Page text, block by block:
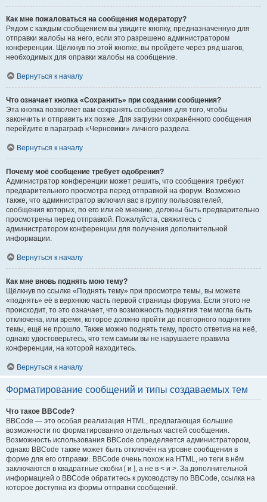
Как мне пожаловаться на сообщения модератору?
Рядом с каждым сообщением вы увидите кнопку, предназначенную для
отправки жалобы на него, если это разрешено администратором
конференции. Щёлкнув по этой кнопке, вы пройдёте через ряд шагов,
необходимых для оправки жалобы на сообщение.
Вернуться к началу
Что означает кнопка «Сохранить» при создании сообщения?
Эта кнопка позволяет вам сохранять сообщения для того, чтобы
закончить и отправить их позже. Для загрузки сохранённого сообщения
перейдите в параграф «Черновики» личного раздела.
Вернуться к началу
Почему моё сообщение требует одобрения?
Администратор конференции может решить, что сообщения требуют
предварительного просмотра перед отправкой на форум. Возможно
также, что администратор включил вас в группу пользователей,
сообщения которых, по его или её мнению, должны быть предварительно
просмотрены перед отправкой. Пожалуйста, свяжитесь с
администратором конференции для получения дополнительной
информации.
Вернуться к началу
Как мне вновь поднять мою тему?
Щёлкнув по ссылке «Поднять тему» при просмотре темы, вы можете
«поднять» её в верхнюю часть первой страницы форума. Если этого не
происходит, то это означает, что возможность поднятия тем могла быть
отключена, или время, которое должно пройти до повторного поднятия
темы, ещё не прошло. Также можно поднять тему, просто ответив на неё,
однако удостоверьтесь, что тем самым вы не нарушаете правила
конференции, на которой находитесь.
Вернуться к началу
Форматирование сообщений и типы создаваемых тем
Что такое BBCode?
BBCode — это особая реализация HTML, предлагающая большие
возможности по форматированию отдельных частей сообщения.
Возможность использования BBCode определяется администратором,
однако BBCode также может быть отключён на уровне сообщения в
форме для его отправки. BBCode очень похож на HTML, но теги в нём
заключаются в квадратные скобки [ и ], а не в < и >. За дополнительной
информацией о BBCode обратитесь к руководству по BBCode, ссылка на
которое доступна из формы отправки сообщений.